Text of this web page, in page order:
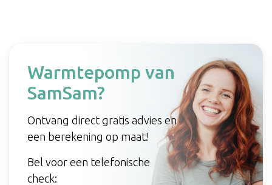
Warmtepomp van
SamSam?
Ontvang direct gratis advies en
een berekening op maat!
Bel voor een telefonische
check: